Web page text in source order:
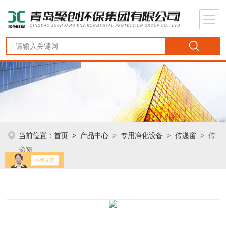
当前位置：首页 > 产品中心 >专用净化设备 >传递窗 > 传
递窗